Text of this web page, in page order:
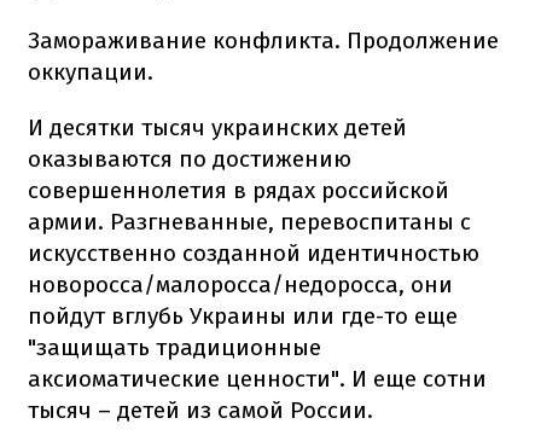
Замораживание конфликта. Продолжение
оккупации.
И десятки тысяч украинских детей
оказываются по достижению
совершеннолетия в рядах российской
армии. Разгневанные, перевоспитаны с
искусственно созданной идентичностью
новоросса/малоросса/недоросса, они
пойдут вглубь Украины или где-то еще
"защищать традиционные
аксиоматические ценности". И еще сотни
тысяч – детей из самой России.